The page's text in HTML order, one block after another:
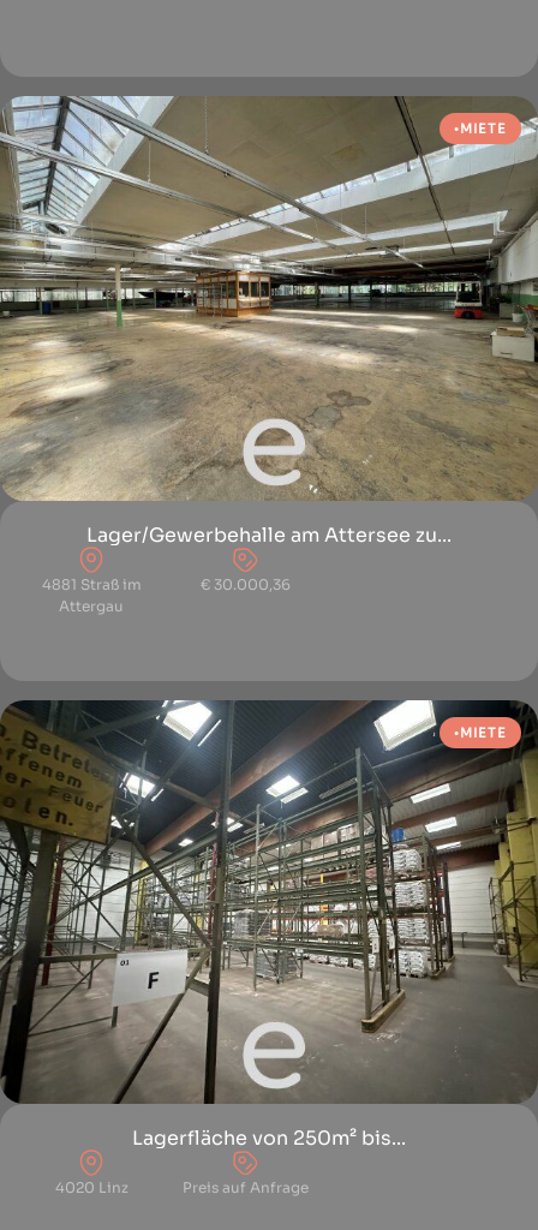
MIETE
Lager/Gewerbehalle am Attersee zu...
4881 Straß im
Attergau
€ 30.000,36
MIETE
Lagerfläche von 250m² bis...
4020 Linz Preis auf Anfrage